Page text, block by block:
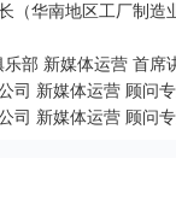
（华南地区工厂制造
乐部 新媒体运营 首席
司 新媒体运营 顾问
司 新媒体运营 顾问